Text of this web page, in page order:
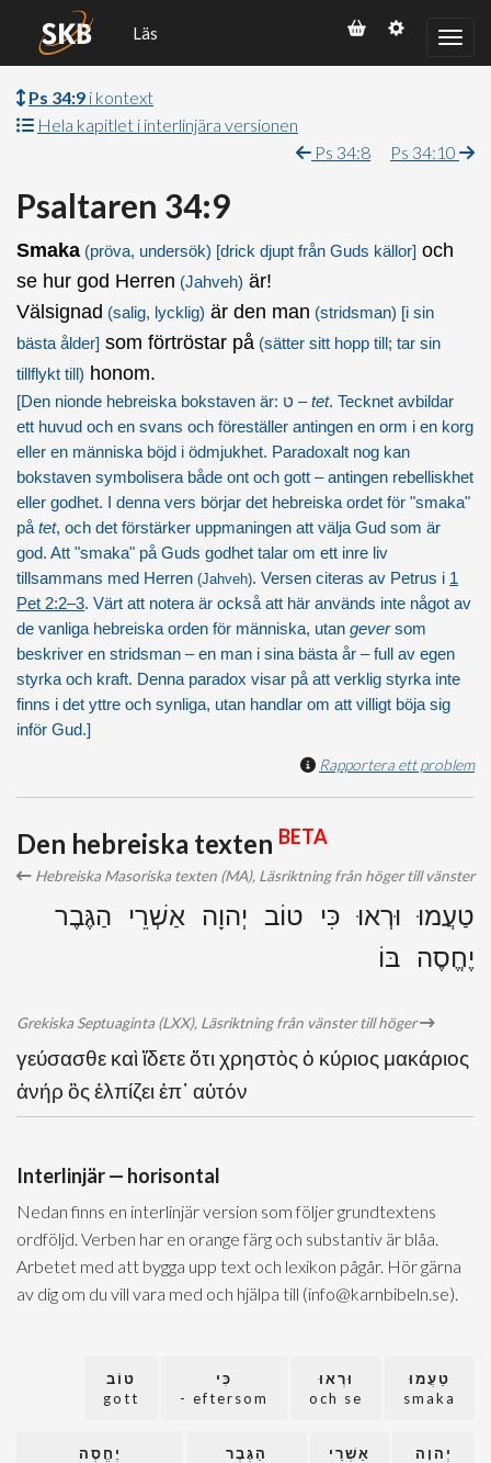
Läs
Ps 34:9 i kontext
Hela kapitlet i interlinjära versionen
Ps 34:8
Ps 34:10
Psaltaren 34:9
Smaka (pröva, undersök) [drick djupt från Guds källor] och
se hur god Herren (Jahveh) är!
Välsignad (salig, lycklig) är den man (stridsman) [i sin
bästa ålder] som förtröstar på (sätter sitt hopp till; tar sin
tillflykt till) honom.
[Den nionde hebreiska bokstaven är: ט –tet. Tecknet avbildar
ett huvud och en svans och föreställer antingen en orm i en korg
eller en människa böjd i ödmjukhet. Paradoxalt nog kan
bokstaven symbolisera både ont och gott – antingen rebelliskhet
eller godhet. I denna vers börjar det hebreiska ordet för "smaka"
på tet, och det förstärker uppmaningen att välja Gud som är
god. Att "smaka" på Guds godhet talar om ett inre liv
tillsammans med Herren (Jahveh). Versen citeras av Petrus i 1
Pet 2:2–3. Värt att notera är också att här används inte något av
de vanliga hebreiska orden för människa, utan geversom
beskriver en stridsman – en man i sina bästa år – full av egen
styrka och kraft. Denna paradox visar på att verklig styrka inte
finns i det yttre och synliga, utan handlar om att villigt böja sig
inför Gud.]
Rapportera ett problem
Den hebreiska texten BETA
Hebreiska Masoriska texten (MA), Läsriktning från höger till vänster
טַעֲמוּ וּרְאוּ כִּי טוֹב יְהוָה אַשְׁרֵי הַגֶּבֶר
יֶחֱסֶה בּוֹ
Grekiska Septuaginta (LXX), Läsriktning från vänster till höger
γεύσασθε καὶ ἴδετε ὅτι χρηστὸς ὁ κύριος μακάριος
ἀνήρ ὃς ἐλπίζει ἐπ᾽ αὐτόν
Interlinjär — horisontal
Nedan finns en interlinjär version som följer grundtextens
ordföljd. Verben har en orange färg och substantiv är blåa.
Arbetet med att bygga upp text och lexikon pågår. Hör gärna
av dig om du vill vara med och hjälpa till (info@karnbibeln.se).
טַעֲמוּ
smaka
וּרְאוּ
och se
כִּי
eftersom -
טוֹב
gott
יְהוָה
אַשְׁרֵי
הַגֶּבֶר
יֶחֱסֶה